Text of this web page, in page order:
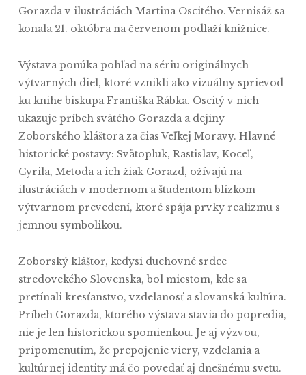
Gorazda v ilustráciách Martina Oscitého. Vernisáž sa
konala 21. októbra na červenom podlaží knižnice.
Výstava ponúka pohľad na sériu originálnych
výtvarných diel, ktoré vznikli ako vizuálny sprievod
ku knihe biskupa Františka Rábka. Oscitý v nich
ukazuje príbeh svätého Gorazda a dejiny
Zoborského kláštora za čias Veľkej Moravy. Hlavné
historické postavy: Svätopluk, Rastislav, Koceľ,
Cyrila, Metoda a ich žiak Gorazd, ožívajú na
ilustráciách v modernom a študentom blízkom
výtvarnom prevedení, ktoré spája prvky realizmu s
jemnou symbolikou.
Zoborský kláštor, kedysi duchovné srdce
stredovekého Slovenska, bol miestom, kde sa
pretínali kresťanstvo, vzdelanosť a slovanská kultúra.
Príbeh Gorazda, ktorého výstava stavia do popredia,
nie je len historickou spomienkou. Je aj výzvou,
pripomenutím, že prepojenie viery, vzdelania a
kultúrnej identity má čo povedať aj dnešnému svetu.